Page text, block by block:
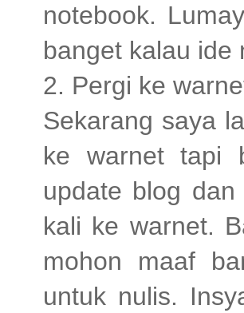
notebook.
banget kalau ide
2. Pergi ke
Sekarang saya
ke warnet tapi
update blog
kali ke warnet.
mohon maaf
untuk nulis.